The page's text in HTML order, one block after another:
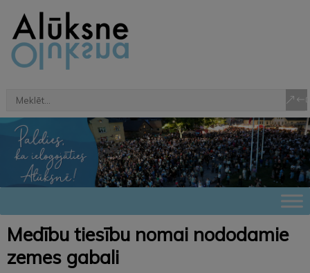
Medību tiesību nomai nododamie
zemes gabali